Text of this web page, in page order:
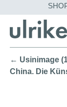
← Usinimage
China. Die